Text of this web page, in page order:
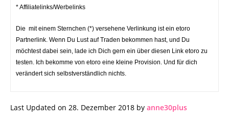
* Affiliatelinks/Werbelinks
Die mit einem Sternchen (*) versehene Verlinkung ist ein etoro
Partnerlink. Wenn Du Lust auf Traden bekommen hast, und Du
möchtest dabei sein, lade ich Dich gern ein über diesen Link etoro zu
testen. Ich bekomme von etoro eine kleine Provision. Und für dich
verändert sich selbstverständlich nichts.
Last Updated on 28. Dezember 2018 by anne30plus